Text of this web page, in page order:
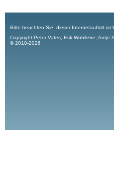
Bitte beachten Sie, dieser Internetauftritt ist
Copyright Peter Vates, Erik Wohllebe, Antje
© 2010-2026